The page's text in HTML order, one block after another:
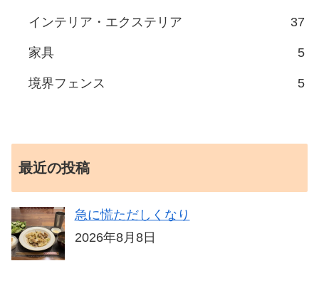
インテリア・エクステリア 37
家具 5
境界フェンス 5
最近の投稿
急に慌ただしくなり
2026年8月8日